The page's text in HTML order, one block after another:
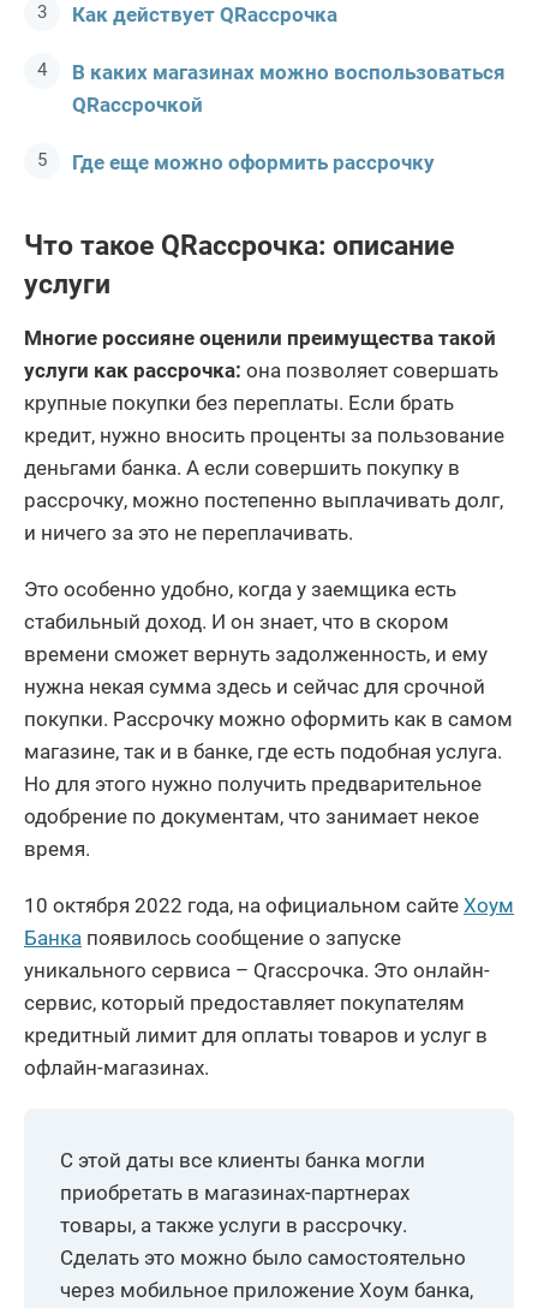
Как действует QRассрочка
В каких магазинах можно воспользоваться
QRассрочкой
Где еще можно оформить рассрочку
Что такое QRассрочка: описание
услуги
Многие россияне оценили преимущества такой
услуги как рассрочка: она позволяет совершать
крупные покупки без переплаты. Если брать
кредит, нужно вносить проценты за пользование
деньгами банка. А если совершить покупку в
рассрочку, можно постепенно выплачивать долг,
и ничего за это не переплачивать.
Это особенно удобно, когда у заемщика есть
стабильный доход. И он знает, что в скором
времени сможет вернуть задолженность, и ему
нужна некая сумма здесь и сейчас для срочной
покупки. Рассрочку можно оформить как в самом
магазине, так и в банке, где есть подобная услуга.
Но для этого нужно получить предварительное
одобрение по документам, что занимает некое
время.
10 октября 2022 года, на официальном сайте Хоум
Банка появилось сообщение о запуске
уникального сервиса – Qrассрочка. Это онлайн-
сервис, который предоставляет покупателям
кредитный лимит для оплаты товаров и услуг в
офлайн-магазинах.
С этой даты все клиенты банка могли
приобретать в магазинах-партнерах
товары, а также услуги в рассрочку.
Сделать это можно было самостоятельно
через мобильное приложение Хоум банка,